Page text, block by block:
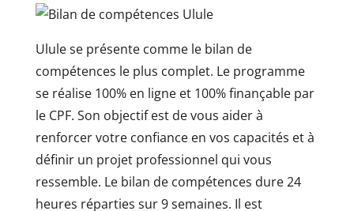
Ulule se présente comme le bilan de
compétences le plus complet. Le programme
se réalise 100% en ligne et 100% finançable par
le CPF. Son objectif est de vous aider à
renforcer votre confiance en vos capacités et à
définir un projet professionnel qui vous
ressemble. Le bilan de compétences dure 24
heures réparties sur 9 semaines. Il est